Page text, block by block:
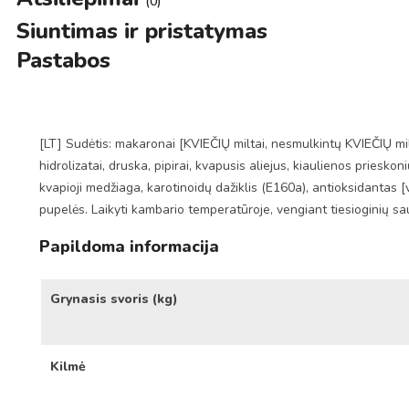
Siuntimas ir pristatymas
Pastabos
[LT] Sudėtis: makaronai [KVIEČIŲ miltai, nesmulkintų
hidrolizatai, druska, pipirai, kvapusis aliejus, kiaulienos
kvapioji medžiaga, karotinoidų dažiklis (E160a),
pupelės. Laikyti kambario temperatūroje, vengiant tiesioginių
Papildoma informacija
Grynasis svoris (kg)
Kilmė